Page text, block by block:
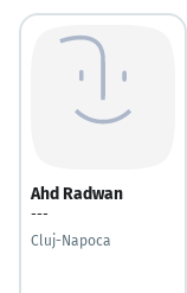
Ahd Radwan
---
Cluj-Napoca